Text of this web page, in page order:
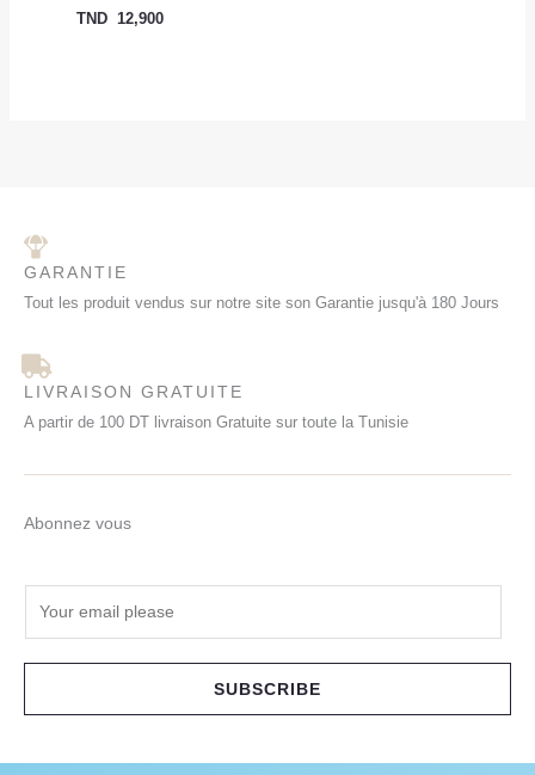
TND 12,900
GARANTIE
Tout les produit vendus sur notre site son Garantie jusqu'à 180 Jours
LIVRAISON GRATUITE
A partir de 100 DT livraison Gratuite sur toute la Tunisie
Abonnez vous
SUBSCRIBE